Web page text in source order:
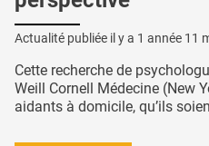
Actualité publiée il y a 1 année 11
Cette recherche de
Weill Cornell Médecine (New
aidants à domicile, qu’ils